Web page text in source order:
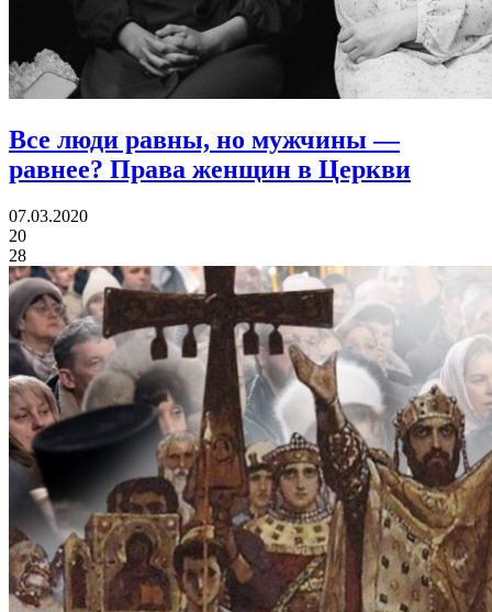
Все люди равны, но мужчины —
равнее? Права женщин в Церкви
07.03.2020
20
28